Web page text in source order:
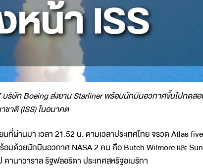
ริษัท Boeing ส่งยาน Starliner พร้อมนักบินอวกาศขึ้นไปทดสอ
าติ (ISS) ในอนาคต
ที่ผ่านมา เวลา 21.52 น. ตามเวลาประเทศไทย จรวด Atlas
มด้วยนักบินอวกาศ NASA 2 คน คือ Butch Wilmore และ
านาวาราล รัฐฟลอริดา ประเทศสหรัฐอเมริกา